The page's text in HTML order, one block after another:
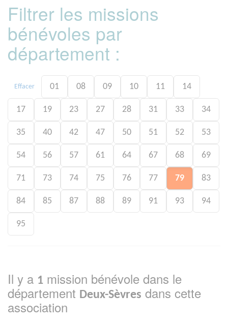
Filtrer les missions
bénévoles par
département :
Effacer 01 08 09 10 11 14
17 19 23 27 28 31 33 34
35 40 42 47 50 51 52 53
54 56 57 61 64 67 68 69
71 73 74 75 76 77 79 83
84 85 87 88 89 91 93 94
95
Il y a 1 mission bénévole dans le
département Deux-Sèvres dans cette
association